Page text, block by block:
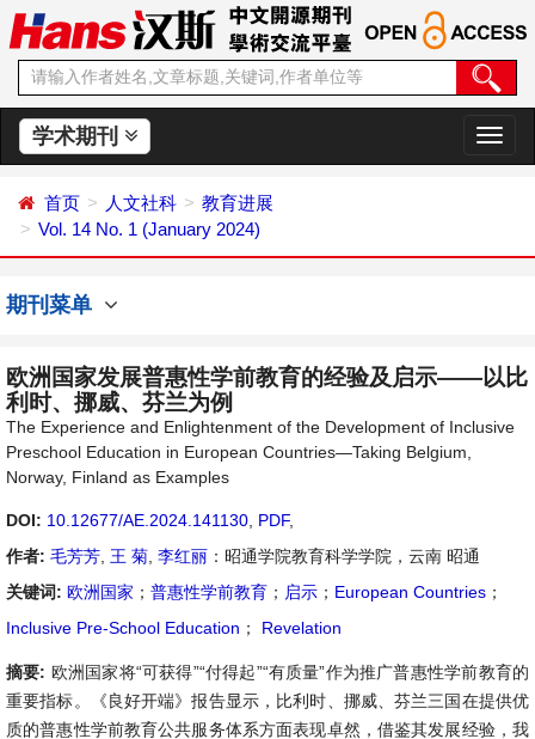
学术期刊
切
换
首页 人文社科
教育进展
Vol. 14 No. 1 (January 2024)
期刊菜单
欧洲国家发展普惠性学前教育的经验及启示——以比
利时、挪威、芬兰为例
The Experience and Enlightenment of the Development of Inclusive
Preschool Education in European Countries—Taking Belgium,
Norway, Finland as Examples
DOI: 10.12677/AE.2024.141130 PDF,
作者: 毛芳芳 王 菊 李红丽 ：昭通学院教育科学学院，云南 昭通
关键词: 欧洲国家 ； 普惠性学前教育 ； 启示 ； European Countries ；
Inclusive Pre-School Education ； Revelation
摘要: 欧洲国家将“可获得”“付得起”“有质量”作为推广普惠性学前教育的
重要指标。《良好开端》报告显示，比利时、挪威、芬兰三国在提供优
质的普惠性学前教育公共服务体系方面表现卓然，借鉴其发展经验，我